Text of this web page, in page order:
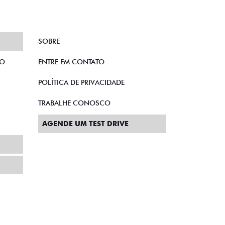
SOBRE
ENTRE EM CONTATO
POLÍTICA DE PRIVACIDADE
TRABALHE CONOSCO
AGENDE UM TEST DRIVE